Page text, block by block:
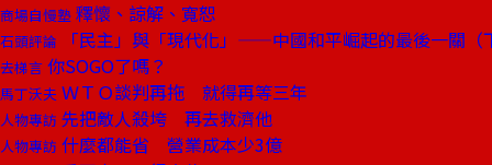
商場自慢塾 釋懷、諒解、寬恕
石頭評論 「民主」與「現代化」——中國和平崛起的最後一關（
去梯言 你SOGO了嗎？
馬丁沃夫 ＷＴＯ談判再拖 就得再等三年
人物專訪 先把敵人殺垮 再去救濟他
人物專訪 什麼都能省 營業成本少3億